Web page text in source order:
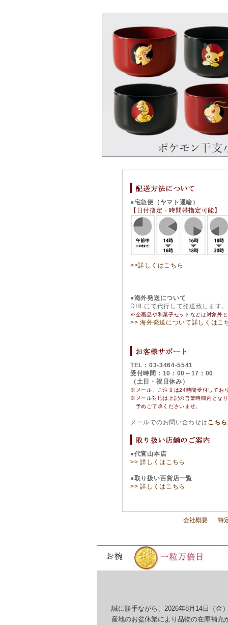
●宅急便（ヤマト運輸）
【日付指定・時間帯指定可能】
>>詳しくはこちら
●海外発送について
DHLにて代行して発送致します。
※企画品や和菓子セットなどは対象外
>> 海外発送について詳しくはこ
TEL：03-3464-5541
受付時間：10：00～17：00
（土日・祝日休み）
※メール、ご注文は24時間受付してお
※ メール対応は上記の営業時間内とな
予めご了承くださいませ。
メールでのお問い合わせはこちら
●代官山本店
>> 詳しくはこちら
●取り扱い百貨店一覧
>> 詳しくはこちら
会社概要 特
誠に勝手ながら、2026年8月14日（金）
産地のお盆休業により品物の在庫補充が